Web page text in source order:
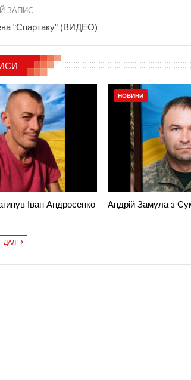
ЗАПИС
“Спартаку” (ВИДЕО)
Іван Андросенко
НОВИНИ
Андрій Замула з
ДАЛІ